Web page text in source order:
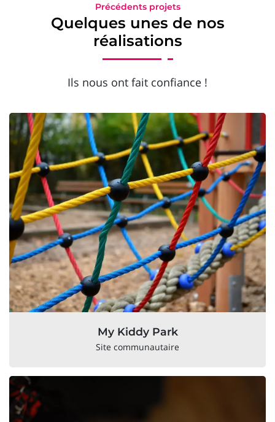
Précédents projets
Quelques unes de nos
réalisations
Ils nous ont fait confiance !
My Kiddy Park
Site communautaire